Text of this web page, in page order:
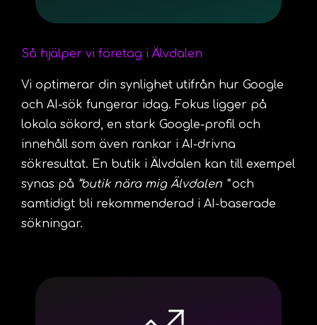
Så hjälper vi företag i Älvdalen
Vi optimerar din synlighet utifrån hur Google
och AI-sök fungerar idag. Fokus ligger på
lokala sökord, en stark Google-profil och
innehåll som även rankar i AI-drivna
sökresultat. En butik i Älvdalen kan till exempel
synas på ”butik nära mig Älvdalen ”och
samtidigt bli rekommenderad i AI-baserade
sökningar.